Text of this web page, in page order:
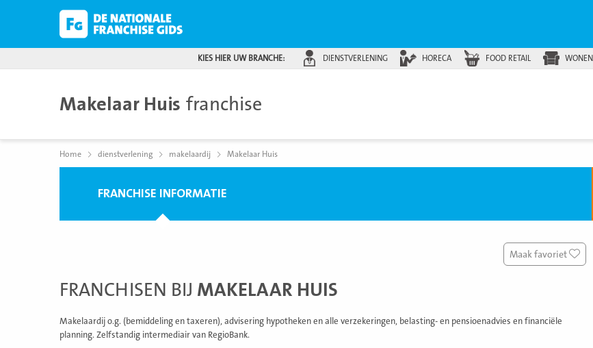
KIES HIER UW BRANCHE: DIENSTVERLENING HORECA FOOD RETAIL WONEN
Makelaar Huis franchise
Home dienstverlening makelaardij Makelaar Huis
FRANCHISE INFORMATIE
Maak favoriet
FRANCHISEN BIJ MAKELAAR HUIS
Makelaardij o.g. (bemiddeling en taxeren), advisering hypotheken en alle verzekeringen, belasting- en pensioenadvies en financiële
planning. Zelfstandig intermediair van RegioBank.